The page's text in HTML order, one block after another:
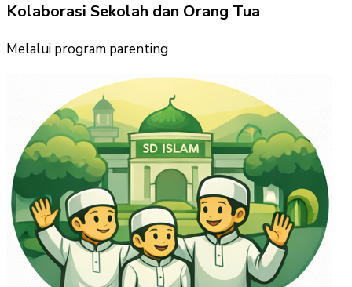
Kolaborasi Sekolah dan Orang Tua
Melalui program parenting